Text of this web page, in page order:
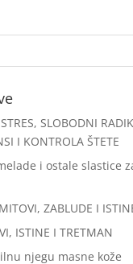
SLOBODNI
I KONTROLA ŠTETE
i ostale slastice
ZABLUDE I
ISTINE I TRETMAN
njegu masne kože